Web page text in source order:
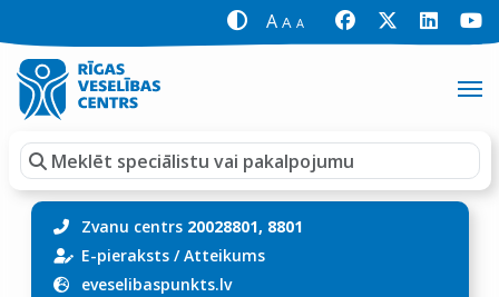
A A A
Zvanu centrs 20028801, 8801
E-pieraksts/Atteikums
eveselibaspunkts.lv